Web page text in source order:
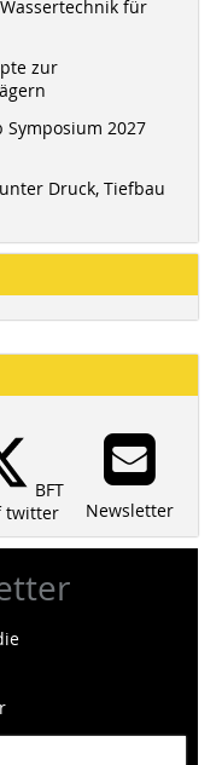
für
zur
Symposium 2027
Druck, Tiefbau
BFT
twitter
Newsletter